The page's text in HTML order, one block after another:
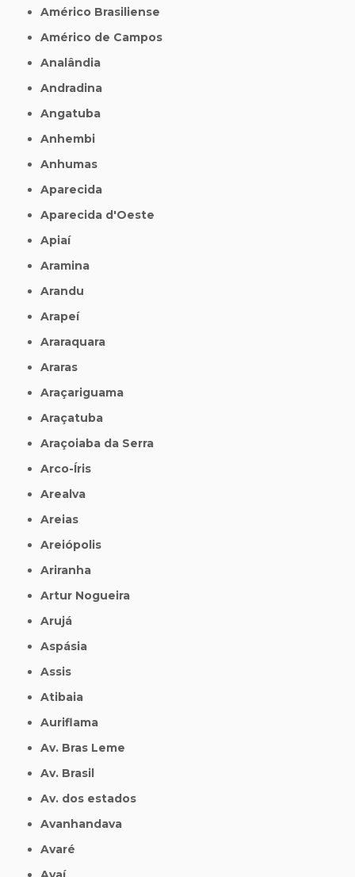
Américo Brasiliense
Américo de Campos
Analândia
Andradina
Angatuba
Anhembi
Anhumas
Aparecida
Aparecida d'Oeste
Apiaí
Aramina
Arandu
Arapeí
Araraquara
Araras
Araçariguama
Araçatuba
Araçoiaba da Serra
Arco-Íris
Arealva
Areias
Areiópolis
Ariranha
Artur Nogueira
Arujá
Aspásia
Assis
Atibaia
Auriflama
Av. Bras Leme
Av. Brasil
Av. dos estados
Avanhandava
Avaré